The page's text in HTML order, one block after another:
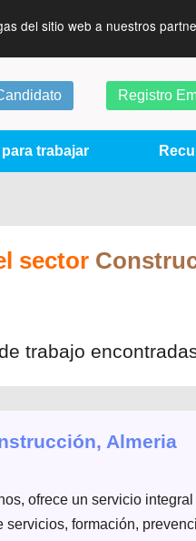
del sitio web a nuestros
Registro
trabajar
sector
trabajo
Almeria
ofrece un servicio
formación,